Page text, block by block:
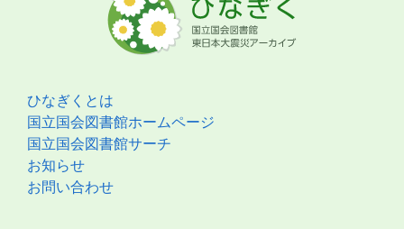
ひなぎくとは
国立国会図書館ホームページ
国立国会図書館サーチ
お知らせ
お問い合わせ